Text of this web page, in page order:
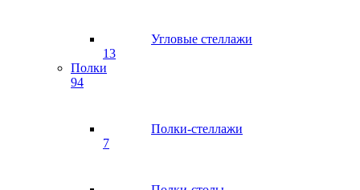
Угловые стеллажи
13
Полки
94
Полки-стеллажи
7